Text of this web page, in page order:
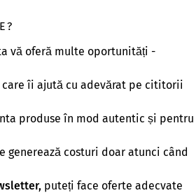
vă oferă multe oportunități -
îi ajută cu adevărat pe cititorii
produse în mod autentic și pentru
generează costuri doar atunci când
puteți face oferte adecvate